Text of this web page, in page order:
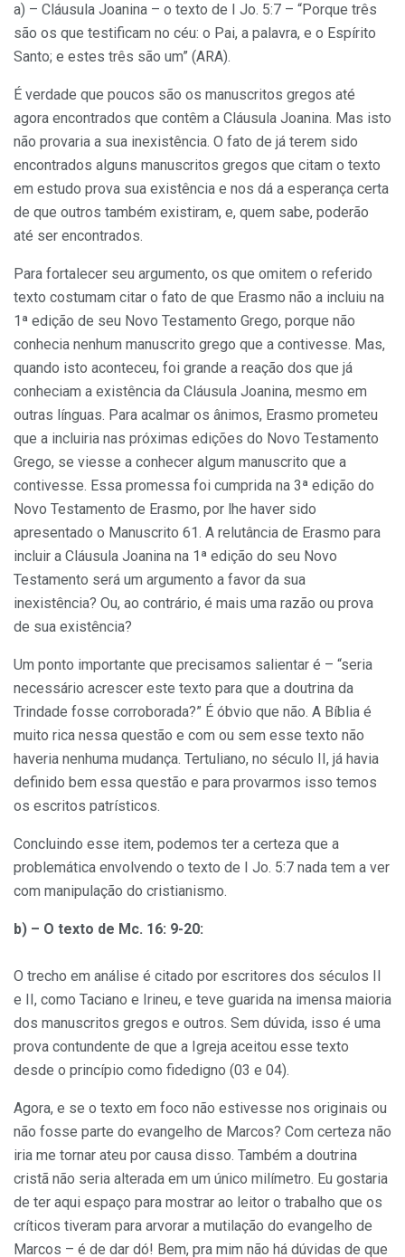
a) – Cláusula Joanina – o texto de I Jo. 5:7 – “Porque três
são os que testificam no céu: o Pai, a palavra, e o Espírito
Santo; e estes três são um” (ARA).
É verdade que poucos são os manuscritos gregos até
agora encontrados que contêm a Cláusula Joanina. Mas isto
não provaria a sua inexistência. O fato de já terem sido
encontrados alguns manuscritos gregos que citam o texto
em estudo prova sua existência e nos dá a esperança certa
de que outros também existiram, e, quem sabe, poderão
até ser encontrados.
Para fortalecer seu argumento, os que omitem o referido
texto costumam citar o fato de que Erasmo não a incluiu na
1ª edição de seu Novo Testamento Grego, porque não
conhecia nenhum manuscrito grego que a contivesse. Mas,
quando isto aconteceu, foi grande a reação dos que já
conheciam a existência da Cláusula Joanina, mesmo em
outras línguas. Para acalmar os ânimos, Erasmo prometeu
que a incluiria nas próximas edições do Novo Testamento
Grego, se viesse a conhecer algum manuscrito que a
contivesse. Essa promessa foi cumprida na 3ª edição do
Novo Testamento de Erasmo, por lhe haver sido
apresentado o Manuscrito 61. A relutância de Erasmo para
incluir a Cláusula Joanina na 1ª edição do seu Novo
Testamento será um argumento a favor da sua
inexistência? Ou, ao contrário, é mais uma razão ou prova
de sua existência?
Um ponto importante que precisamos salientar é – “seria
necessário acrescer este texto para que a doutrina da
Trindade fosse corroborada?” É óbvio que não. A Bíblia é
muito rica nessa questão e com ou sem esse texto não
haveria nenhuma mudança. Tertuliano, no século II, já havia
definido bem essa questão e para provarmos isso temos
os escritos patrísticos.
Concluindo esse item, podemos ter a certeza que a
problemática envolvendo o texto de I Jo. 5:7 nada tem a ver
com manipulação do cristianismo.
b) – O texto de Mc. 16: 9-20:
O trecho em análise é citado por escritores dos séculos II
e II, como Taciano e Irineu, e teve guarida na imensa maioria
dos manuscritos gregos e outros. Sem dúvida, isso é uma
prova contundente de que a Igreja aceitou esse texto
desde o princípio como fidedigno (03 e 04).
Agora, e se o texto em foco não estivesse nos originais ou
não fosse parte do evangelho de Marcos? Com certeza não
iria me tornar ateu por causa disso. Também a doutrina
cristã não seria alterada em um único milímetro. Eu gostaria
de ter aqui espaço para mostrar ao leitor o trabalho que os
críticos tiveram para arvorar a mutilação do evangelho de
Marcos – é de dar dó! Bem, pra mim não há dúvidas de que